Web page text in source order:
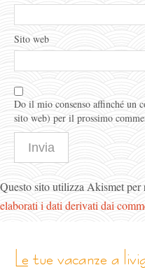
Sito web
Do il mio consenso affinché un
sito web) per il prossimo
Questo sito utilizza Akismet per
elaborati i dati derivati dai
le tue vacanze a